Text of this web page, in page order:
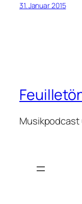
31. Januar 2015